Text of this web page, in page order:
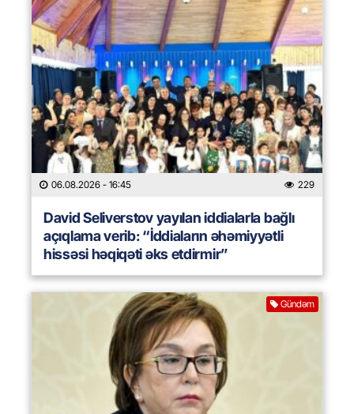
06.08.2026 - 16:45 229
David Seliverstov yayılan iddialarla bağlı
açıqlama verib: “İddiaların əhəmiyyətli
hissəsi həqiqəti əks etdirmir”
Gündəm